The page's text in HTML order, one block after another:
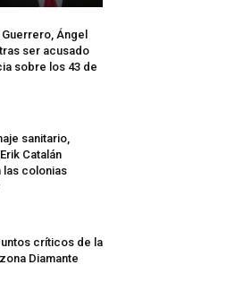
Ángel
ser acusado
sobre los 43 de
sanitario,
Catalán
colonias
críticos de la
Diamante